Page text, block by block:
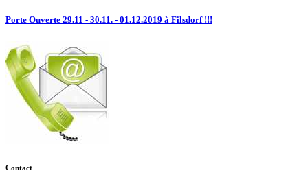
Porte Ouverte 29.11 - 30.11. - 01.12.2019 à Filsdorf !!!
Contact